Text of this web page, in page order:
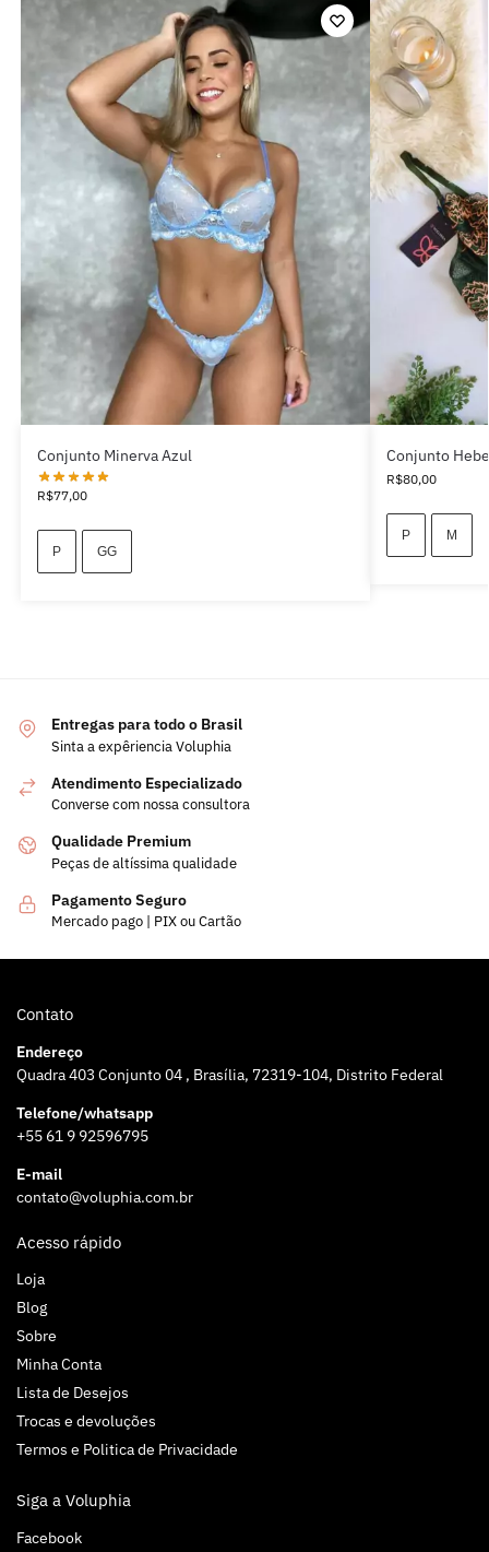
Conjunto Minerva Azul
R$77,00
P GG
Conjunto
R$80,00
P M
Entregas para todo o Brasil
Sinta a expêriencia Voluphia
Atendimento Especializado
Converse com nossa consultora
Qualidade Premium
Peças de altíssima qualidade
Pagamento Seguro
Mercado pago | PIX ou Cartão
Contato
Endereço
Quadra 403 Conjunto 04 , Brasília, 72319-104, Distrito Federal
Telefone/whatsapp
+55 61 9 92596795
E-mail
contato@voluphia.com.br
Acesso rápido
Loja
Blog
Sobre
Minha Conta
Lista de Desejos
Trocas e devoluções
Termos e Politica de Privacidade
Siga a Voluphia
Facebook